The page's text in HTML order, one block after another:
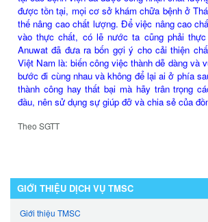
được tồn tại, mọi cơ sở khám chữa bệnh ở
thế nâng cao chất lượng. Để việc nâng cao
vào thực chất, có lẽ nước ta cũng phải thực
Anuwat đã đưa ra bốn gợi ý cho cải thiện
Việt Nam là: biến công việc thành dễ dàng và
bước đi cùng nhau và không để lại ai ở phía
thành công hay thất bại mà hãy trân trọng
đầu, nên sử dụng sự giúp đỡ và chia sẻ của
Theo SGTT
GIỚI THIỆU DỊCH VỤ TMSC
Giới thiệu TMSC